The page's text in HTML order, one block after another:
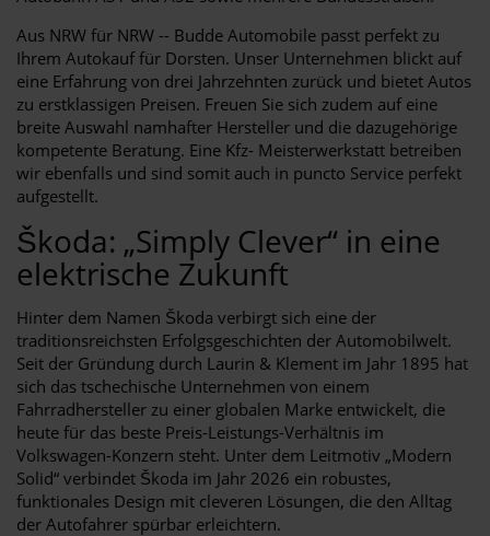
Aus NRW für NRW -- Budde Automobile passt perfekt zu
Ihrem Autokauf für Dorsten. Unser Unternehmen blickt auf
eine Erfahrung von drei Jahrzehnten zurück und bietet Autos
zu erstklassigen Preisen. Freuen Sie sich zudem auf eine
breite Auswahl namhafter Hersteller und die dazugehörige
kompetente Beratung. Eine Kfz- Meisterwerkstatt betreiben
wir ebenfalls und sind somit auch in puncto Service perfekt
aufgestellt.
Škoda: „Simply Clever“ in eine
elektrische Zukunft
Hinter dem Namen Škoda verbirgt sich eine der
traditionsreichsten Erfolgsgeschichten der Automobilwelt.
Seit der Gründung durch Laurin & Klement im Jahr 1895 hat
sich das tschechische Unternehmen von einem
Fahrradhersteller zu einer globalen Marke entwickelt, die
heute für das beste Preis-Leistungs-Verhältnis im
Volkswagen-Konzern steht. Unter dem Leitmotiv „Modern
Solid“ verbindet Škoda im Jahr 2026 ein robustes,
funktionales Design mit cleveren Lösungen, die den Alltag
der Autofahrer spürbar erleichtern.